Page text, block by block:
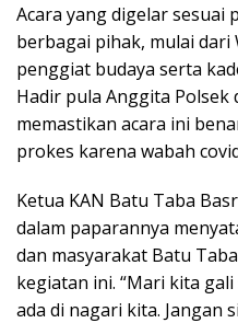
Acara yang digelar sesuai
berbagai pihak, mulai dari
penggiat budaya serta
Hadir pula Anggita
memastikan acara ini
prokes karena wabah
Ketua KAN Batu Taba
dalam paparannya
dan masyarakat Batu
kegiatan ini. “Mari kita
ada di nagari kita. Jangan